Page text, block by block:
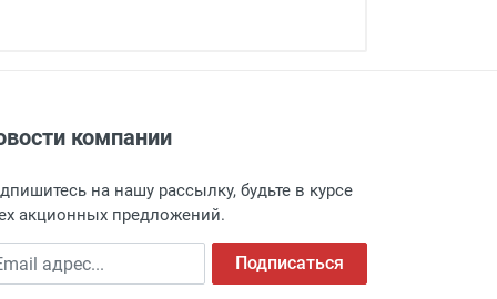
г. Москва, Переведеновский
о поступлении товара.
пункт выдачи, чтобы избежать
компании
на нашу рассылку, будьте в курсе
акционных предложений.
адрес Подписаться